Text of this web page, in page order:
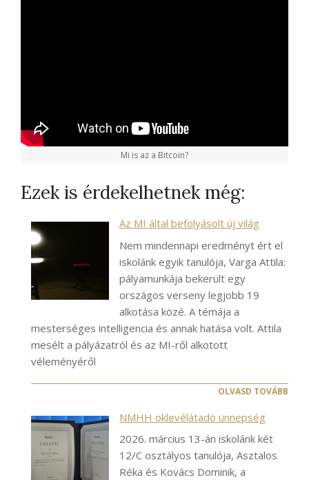
Mi is az a Bitcoin?
Ezek is érdekelhetnek még:
Az MI által befolyásolt új világ
Nem mindennapi eredményt ért el
iskolánk egyik tanulója, Varga Attila:
pályamunkája bekerült egy
országos verseny legjobb 19
alkotása közé. A témája a
mesterséges intelligencia és annak hatása volt. Attila
mesélt a pályázatról és az MI-ről alkotott
véleményéről
OLVASD TOVÁBB
NMHH oklevélátadó ünnepség
2026. március 13-án iskolánk két
12/C osztályos tanulója, Asztalos
Réka és Kovács Dominik, a